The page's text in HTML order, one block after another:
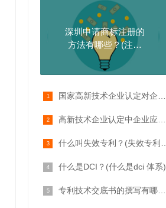
深圳申请商标注册的
方法有哪些？(注册
商标需要什么步骤)
国家高新技术企业认定对企业从业人员有哪些要求？(高新技术企业认定条件有哪些)
高新技术企业认定中企业应属的领域及细分行业
什么叫失效专利？(失效专利和无效专利的区别)
什么是DCI？(什么是dci 体系)
专利技术交底书的撰写有哪些要求？